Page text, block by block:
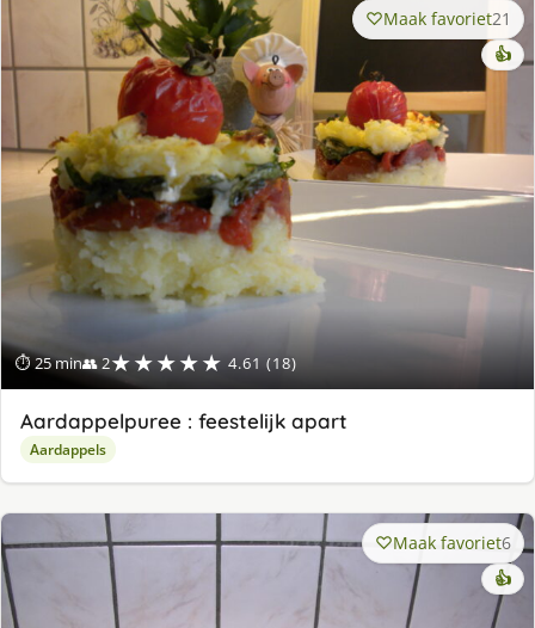
⏱ 25 min👥 2★★★★★ 4.61 (18)
Maak favoriet21
👍
Aardappelpuree : feestelijk apart
Aardappels
Maak favoriet6
👍